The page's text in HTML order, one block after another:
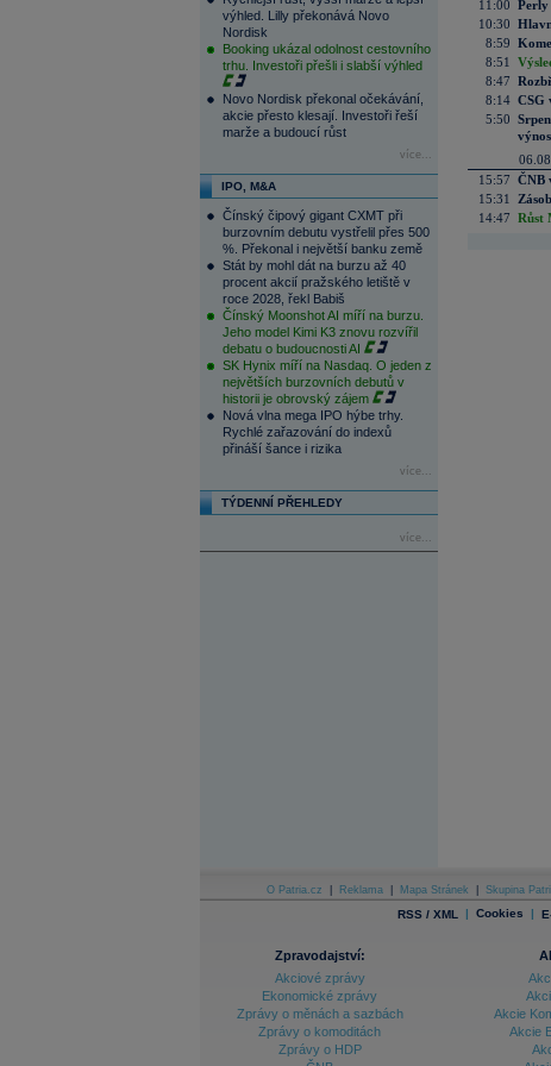
výhled. Lilly překonává Novo
Nordisk
Booking ukázal odolnost cestovního
trhu. Investoři přešli i slabší výhled
Novo Nordisk překonal očekávání,
akcie přesto klesají. Investoři řeší
marže a budoucí růst
více...
IPO, M&A
Čínský čipový gigant CXMT při
burzovním debutu vystřelil přes 500
%. Překonal i největší banku země
Stát by mohl dát na burzu až 40
procent akcií pražského letiště v
roce 2028, řekl Babiš
Čínský Moonshot AI míří na burzu.
Jeho model Kimi K3 znovu rozvířil
debatu o budoucnosti AI
SK Hynix míří na Nasdaq. O jeden z
největších burzovních debutů v
historii je obrovský zájem
Nová vlna mega IPO hýbe trhy.
Rychlé zařazování do indexů
přináší šance i rizika
více...
TÝDENNÍ PŘEHLEDY
více...
11:00 Perly
10:30
8:59
8:51
8:47
8:14 CSG
5:50
15:57 ČNB
15:31
14:47 Růst
O Patria.cz Reklama Mapa Stránek Skupina
RSS / XML | Cookies |
Zpravodajství:
Akciové zprávy
Ekonomické zprávy
Zprávy o měnách a sazbách
Zprávy o komoditách
Zprávy o HDP
Akcie
Akcie